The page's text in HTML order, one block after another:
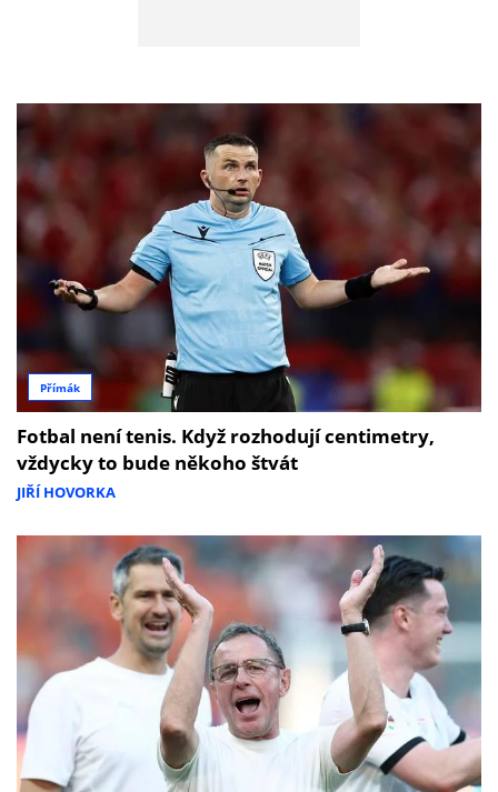
Přímák
Fotbal není tenis. Když rozhodují centimetry,
vždycky to bude někoho štvát
JIŘÍ HOVORKA